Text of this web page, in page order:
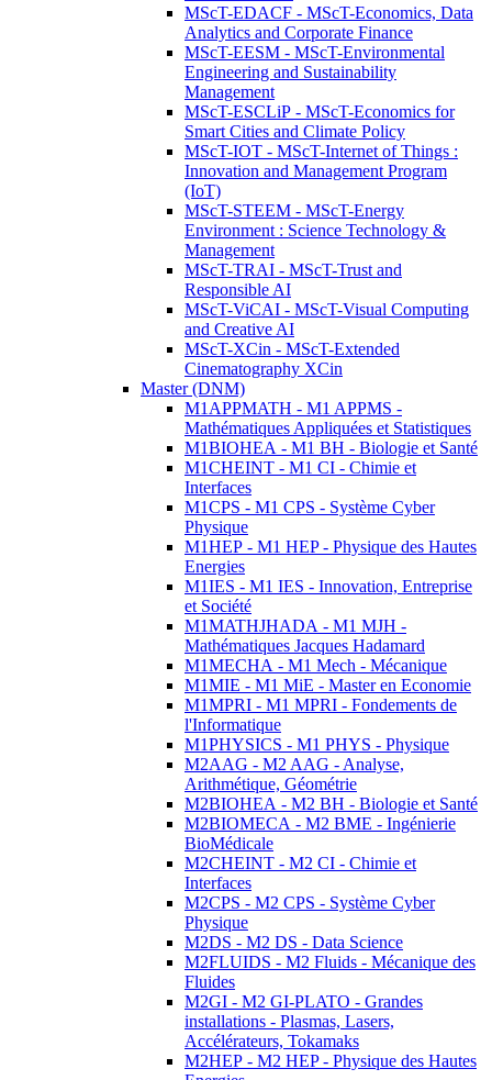
MScT-EDACF - MScT-Economics, Data
Analytics and Corporate Finance
MScT-EESM - MScT-Environmental
Engineering and Sustainability
Management
MScT-ESCLiP - MScT-Economics for
Smart Cities and Climate Policy
MScT-IOT - MScT-Internet of Things :
Innovation and Management Program
(IoT)
MScT-STEEM - MScT-Energy
Environment : Science Technology &
Management
MScT-TRAI - MScT-Trust and
Responsible AI
MScT-ViCAI - MScT-Visual Computing
and Creative AI
MScT-XCin - MScT-Extended
Cinematography XCin
Master (DNM)
M1APPMATH - M1 APPMS -
Mathématiques Appliquées et Statistiques
M1BIOHEA - M1 BH - Biologie et Santé
M1CHEINT - M1 CI - Chimie et
Interfaces
M1CPS - M1 CPS - Système Cyber
Physique
M1HEP - M1 HEP - Physique des Hautes
Energies
M1IES - M1 IES - Innovation, Entreprise
et Société
M1MATHJHADA - M1 MJH -
Mathématiques Jacques Hadamard
M1MECHA - M1 Mech - Mécanique
M1MIE - M1 MiE - Master en Economie
M1MPRI - M1 MPRI - Fondements de
l'Informatique
M1PHYSICS - M1 PHYS - Physique
M2AAG - M2 AAG - Analyse,
Arithmétique, Géométrie
M2BIOHEA - M2 BH - Biologie et Santé
M2BIOMECA - M2 BME - Ingénierie
BioMédicale
M2CHEINT - M2 CI - Chimie et
Interfaces
M2CPS - M2 CPS - Système Cyber
Physique
M2DS - M2 DS - Data Science
M2FLUIDS - M2 Fluids - Mécanique des
Fluides
M2GI - M2 GI-PLATO - Grandes
installations - Plasmas, Lasers,
Accélérateurs, Tokamaks
M2HEP - M2 HEP - Physique des Hautes